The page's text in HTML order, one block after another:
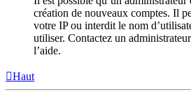
création de nouveaux comptes. Il
votre IP ou interdit le nom
utiliser. Contactez un
l’aide.
Haut